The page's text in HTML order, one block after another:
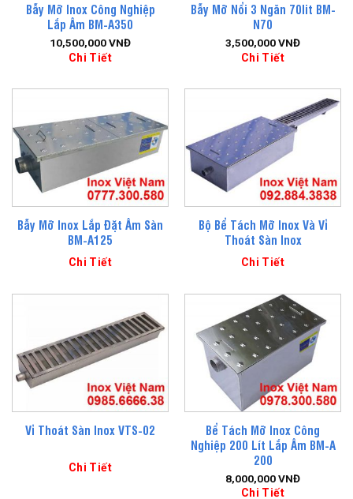
Bẫy Mỡ Inox Công Nghiệp
Lắp Âm BM-A350
10,500,000VNĐ
Chi Tiết
Bẫy Mỡ Nổi 3 Ngăn 70lit BM-
N70
3,500,000VNĐ
Chi Tiết
Bẫy Mỡ Inox Lắp Đặt Âm Sàn
BM-A125
Chi Tiết
Bộ Bể Tách Mỡ Inox Và Vỉ
Thoát Sàn Inox
Chi Tiết
Vỉ Thoát Sàn Inox VTS-02
Chi Tiết
Bể Tách Mỡ Inox Công
Nghiệp 200 Lít Lắp Âm BM-A
200
8,000,000VNĐ
Chi Tiết